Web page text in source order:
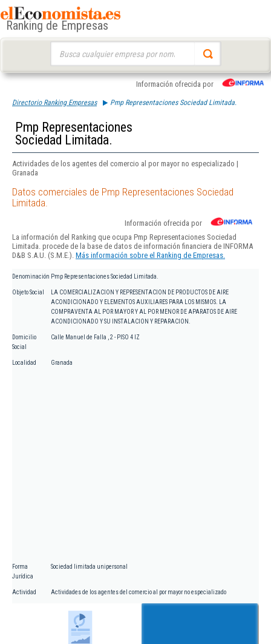
Ranking de Empresas
Información ofrecida por
Directorio Ranking Empresas Pmp Representaciones Sociedad Limitada.
Pmp Representaciones
Sociedad Limitada.
Actividades de los agentes del comercio al por mayor no especializado |
Granada
Datos comerciales de Pmp Representaciones Sociedad
Limitada.
Información ofrecida por
La información del Ranking que ocupa Pmp Representaciones Sociedad
Limitada. procede de la base de datos de información financiera de INFORMA
D&B S.A.U. (S.M.E.). Más información sobre el Ranking de Empresas.
Denominación Pmp Representaciones Sociedad Limitada.
Objeto Social
LA COMERCIALIZACION Y REPRESENTACION DE PRODUCTOS DE AIRE
ACONDICIONADO Y ELEMENTOS AUXILIARES PARA LOS MISMOS. LA
COMPRAVENTA AL POR MAYOR Y AL POR MENOR DE APARATOS DE AIRE
ACONDICIONADO Y SU INSTALACION Y REPARACION.
Domicilio
Social
Calle Manuel de Falla , 2 - PISO 4 IZ
Localidad Granada
Forma
Jurídica
Sociedad limitada unipersonal
Actividad Actividades de los agentes del comercio al por mayor no especializado